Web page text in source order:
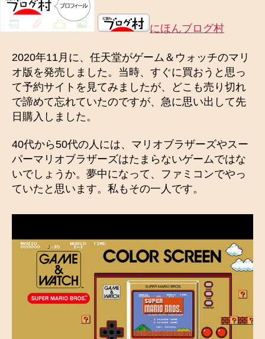
にほんブログ村
2020年11月に、任天堂がゲーム＆ウォッチのマリ
オ版を発売しました。当時、すぐに買おうと思っ
て予約サイトを見てみましたが、どこも売り切れ
で諦めて忘れていたのですが、急に思い出して先
日購入しました。
40代から50代の人には、マリオブラザーズやスー
パーマリオブラザーズはたまらないゲームではな
いでしょうか。夢中になって、ファミコンでやっ
ていたと思います。私もその一人です。